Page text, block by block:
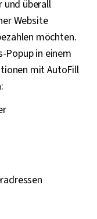
und überall
Website
möchten.
Popup in einem
mit AutoFill